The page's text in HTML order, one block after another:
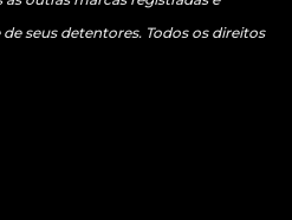
seus detentores. Todos os direitos